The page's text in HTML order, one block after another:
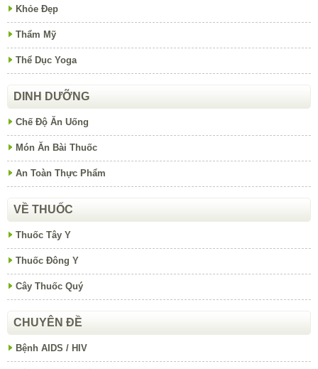
Khỏe Đẹp
Thẩm Mỹ
Thể Dục Yoga
DINH DƯỠNG
Chế Độ Ăn Uống
Món Ăn Bài Thuốc
An Toàn Thực Phẩm
VỀ THUỐC
Thuốc Tây Y
Thuốc Đông Y
Cây Thuốc Quý
CHUYÊN ĐỀ
Bệnh AIDS / HIV